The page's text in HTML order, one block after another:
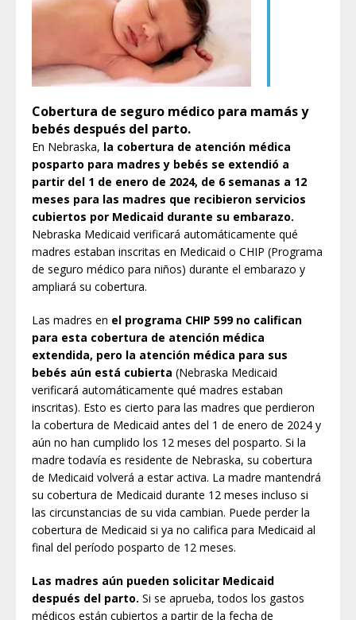
Cobertura de seguro médico para mamás y
bebés después del parto.
En Nebraska, la cobertura de atención médica
posparto para madres y bebés se extendió a
partir del 1 de enero de 2024, de 6 semanas a 12
meses para las madres que recibieron servicios
cubiertos por Medicaid durante su embarazo.
Nebraska Medicaid verificará automáticamente qué
madres estaban inscritas en Medicaid o CHIP (Programa
de seguro médico para niños) durante el embarazo y
ampliará su cobertura.
Las madres en el programa CHIP 599 no califican
para esta cobertura de atención médica
extendida, pero la atención médica para sus
bebés aún está cubierta (Nebraska Medicaid
verificará automáticamente qué madres estaban
inscritas). Esto es cierto para las madres que perdieron
la cobertura de Medicaid antes del 1 de enero de 2024 y
aún no han cumplido los 12 meses del posparto. Si la
madre todavía es residente de Nebraska, su cobertura
de Medicaid volverá a estar activa. La madre mantendrá
su cobertura de Medicaid durante 12 meses incluso si
las circunstancias de su vida cambian. Puede perder la
cobertura de Medicaid si ya no califica para Medicaid al
final del período posparto de 12 meses.
Las madres aún pueden solicitar Medicaid
después del parto. Si se aprueba, todos los gastos
médicos están cubiertos a partir de la fecha de